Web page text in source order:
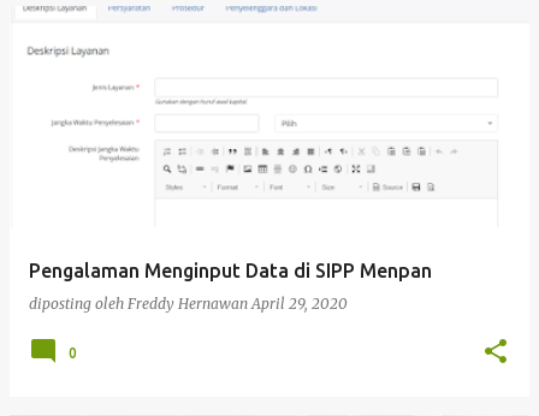
Pengalaman Menginput Data di SIPP Menpan
diposting oleh Freddy Hernawan April 29, 2020
0